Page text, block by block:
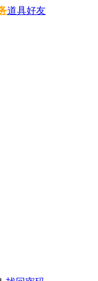
道具好友